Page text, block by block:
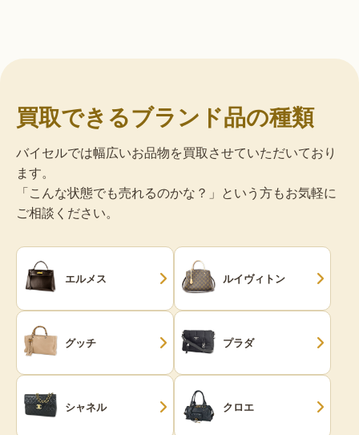
買取できるブランド品の種類
バイセルでは幅広いお品物を買取させていただいており
ます。
「こんな状態でも売れるのかな？」という方もお気軽に
ご相談ください。
エルメス ルイヴィトン
グッチ プラダ
シャネル クロエ